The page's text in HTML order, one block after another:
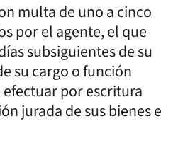
multa de uno a cinco
por el agente, el que
subsiguientes de su
su cargo o función
por escritura
jurada de sus bienes e